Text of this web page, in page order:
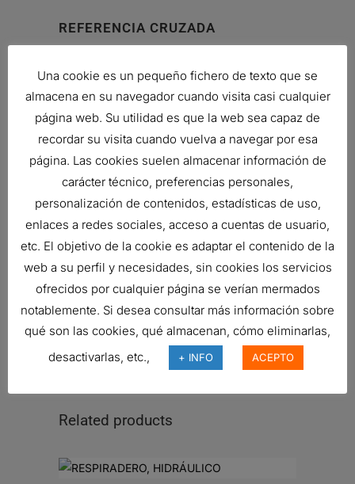
REFERENCIA CRUZADA
del
fabricante
del
fabricante
KOMATSU 2096077531
HYDRAULIC
FILTER,
CARTRIDGE
2096077531
HYDRAULIC
FILTER,
CARTRIDGE
KOMATSU 2096077532
HYDRAULIC
FILTER,
CARTRIDGE
KOMATSU 2096077532
HYDRAULIC
FILTER,
CARTRIDGE
Related products
Una cookie es un pequeño fichero de texto que se
almacena en su navegador cuando visita casi cualquier
página web. Su utilidad es que la web sea capaz de
recordar su visita cuando vuelva a navegar por esa
página. Las cookies suelen almacenar información de
carácter técnico, preferencias personales,
personalización de contenidos, estadísticas de uso,
enlaces a redes sociales, acceso a cuentas de usuario,
etc. El objetivo de la cookie es adaptar el contenido de la
web a su perfil y necesidades, sin cookies los servicios
ofrecidos por cualquier página se verían mermados
notablemente. Si desea consultar más información sobre
qué son las cookies, qué almacenan, cómo eliminarlas,
desactivarlas, etc.,
+ INFO ACEPTO